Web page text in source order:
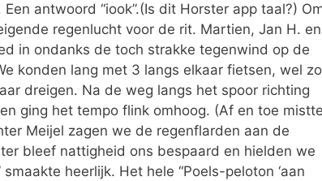
antwoord “iook”.(Is dit Horster app taal?)
regenlucht voor de rit. Martien, Jan H. en
in ondanks de toch strakke tegenwind op de
konden lang met 3 langs elkaar fietsen, wel zo
dreigen. Na de weg langs het spoor richting
ging het tempo flink omhoog. (Af en toe
Meijel zagen we de regenflarden aan de
bleef nattigheid ons bespaard en hielden we
heerlijk. Het hele “Poels-peloton ‘aan